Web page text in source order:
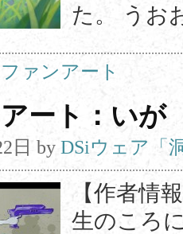
た。 うお
ファンアート
ート：い
日 by DSiウェア「
【作者情
生のころ